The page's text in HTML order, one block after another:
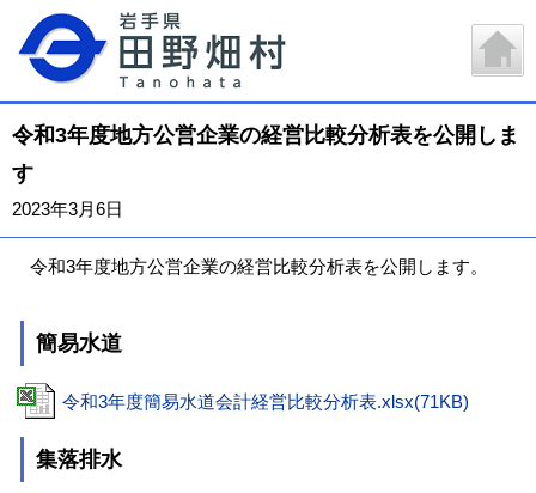
令和3年度地方公営企業の経営比較分析表を公開しま
す
2023年3月6日
令和3年度地方公営企業の経営比較分析表を公開します。
簡易水道
令和3年度簡易水道会計経営比較分析表.xlsx(71KB)
集落排水